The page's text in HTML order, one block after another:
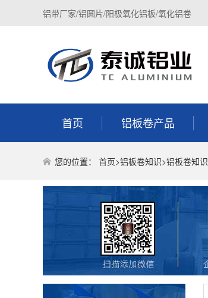
铝带厂家/铝圆片/阳极氧化铝板/氧化铝卷
首页 铝板卷产品
您的位置： 首页>铝板卷知识>铝板卷知识